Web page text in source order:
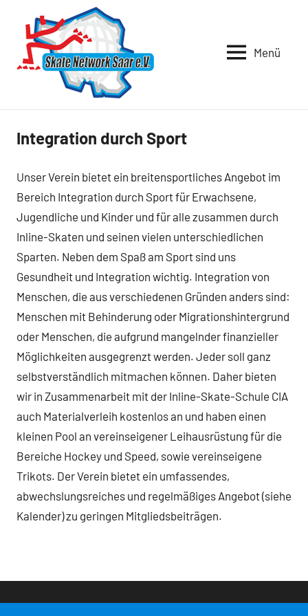
Inhalt
springen
Saar
e.V.
im
Menü
Integration durch Sport
Unser Verein bietet ein breitensportliches Angebot im
Bereich Integration durch Sport für Erwachsene,
Jugendliche und Kinder und für alle zusammen durch
Inline-Skaten und seinen vielen unterschiedlichen
Sparten. Neben dem Spaß am Sport sind uns
Gesundheit und Integration wichtig. Integration von
Menschen, die aus verschiedenen Gründen anders sind:
Menschen mit Behinderung oder Migrationshintergrund
oder Menschen, die aufgrund mangelnder finanzieller
Möglichkeiten ausgegrenzt werden. Jeder soll ganz
selbstverständlich mitmachen können. Daher bieten
wir in Zusammenarbeit mit der Inline-Skate-Schule CIA
auch Materialverleih kostenlos an und haben einen
kleinen Pool an vereinseigener Leihausrüstung für die
Bereiche Hockey und Speed, sowie vereinseigene
Trikots. Der Verein bietet ein umfassendes,
abwechslungsreiches und regelmäßiges Angebot (siehe
Kalender) zu geringen Mitgliedsbeiträgen.